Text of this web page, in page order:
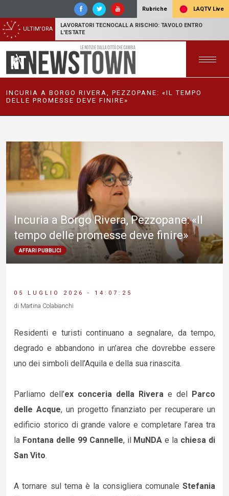
Rubriche LAQTV Live
ULTIM'ORA
LAVORATORI TECNOCALL A RISCHIO: TAVOLO ENTRO
L'ESTATE
INCURIA A BORGO RIVERA, PEZZOPANE: «IL TEMPO
DELLE PROMESSE DEVE FINIRE»
Incuria a Borgo Rivera, Pezzopane: «Il
tempo delle promesse deve finire»
AFFARI PUBBLICI
05 LUGLIO 2026 - 14:07:25
di Martina Colabianchi
Residenti e turisti continuano a segnalare, da tempo,
degrado e abbandono in un’area che dovrebbe essere
uno dei simboli dell’Aquila e della sua rinascita.
Parliamo dell’ex conceria della Rivera e del Parco
delle Acque, un progetto finanziato per recuperare un
edificio storico di grande valore e completare l’area tra
la Fontana delle 99 Cannelle, il MuNDAe la chiesa di
San Vito.
A tornare sul tema è la consigliera comunale Stefania